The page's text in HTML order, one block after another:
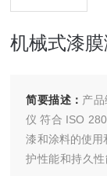
机械式漆
简要描述： 产品编号:
仪 符合 ISO 2808 ， BS 3900:C5 标准。总 论 膜厚测量在油
漆和涂料的使用
护性能和持久